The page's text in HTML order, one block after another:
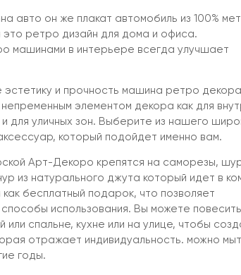
авто он же плакат автомобиль из 100%
ретро дизайн для дома и офиса.
машинами в интерьере всегда улучшает
и прочность машина ретро
элементом декора как для
для уличных зон. Выберите из нашего
который подойдет именно вам.
Арт-Декоро крепятся на саморезы,
из натурального джута который идет в
бесплатный подарок, что позволяет
использования. Вы можете
или спальне, кухне или на улице, чтобы
отражает индивидуальность. можно
годы.